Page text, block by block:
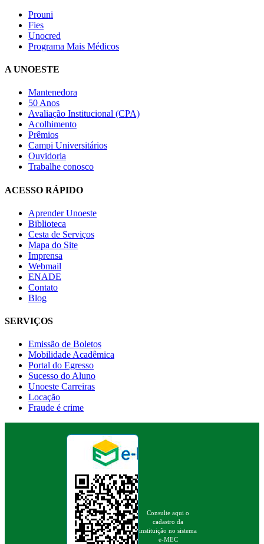
Prouni
Fies
Unocred
Programa Mais Médicos
A UNOESTE
Mantenedora
50 Anos
Avaliação Institucional (CPA)
Acolhimento
Prêmios
Campi Universitários
Ouvidoria
Trabalhe conosco
ACESSO RÁPIDO
Aprender Unoeste
Biblioteca
Cesta de Serviços
Mapa do Site
Imprensa
Webmail
ENADE
Contato
Blog
SERVIÇOS
Emissão de Boletos
Mobilidade Acadêmica
Portal do Egresso
Sucesso do Aluno
Unoeste Carreiras
Locação
Fraude é crime
Consulte aqui o
cadastro da
instituição no sistema
e-MEC